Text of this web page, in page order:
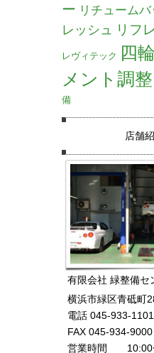
ー リチューム
レッシュ
リフ
レヴィテック 四
メント調整
備
店舗
有限会社 緑整備セ
横浜市緑区青砥町
電話 045-933-1101
FAX 045-934-9000
営業時間 10:00